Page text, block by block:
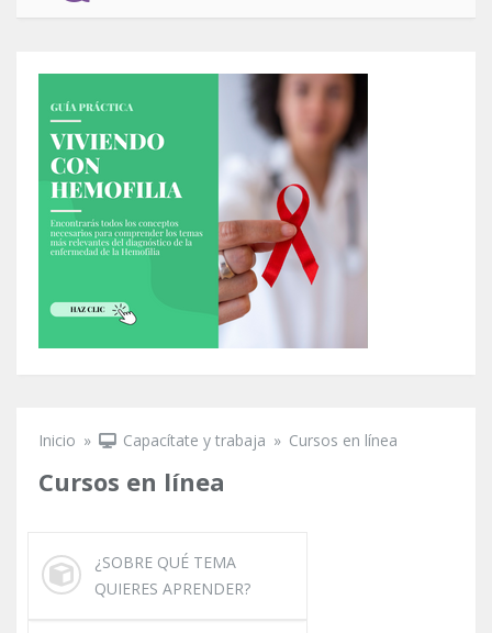
Inicio » Capacítate y trabaja » Cursos en línea
Cursos en línea
¿SOBRE QUÉ TEMA
QUIERES APRENDER?